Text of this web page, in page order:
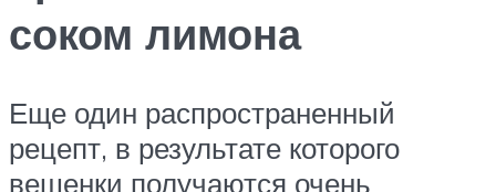
соком лимона
Еще один распространенный
рецепт, в результате которого
вешенки получаются очень